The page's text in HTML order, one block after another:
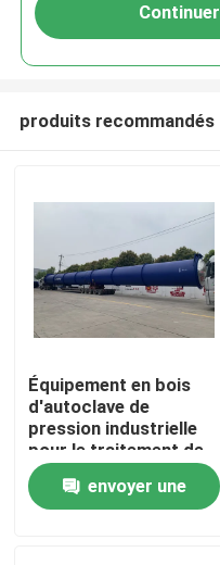
À la maison
Continuer
produits recommandés
Équipement en bois
d'autoclave de
pression industrielle
pour le traitement de
bois, Φ2m
envoyer une